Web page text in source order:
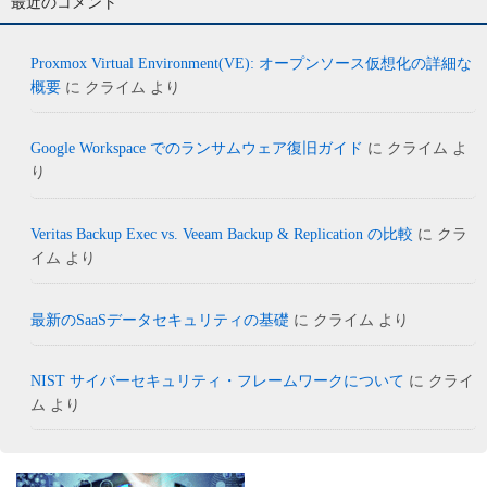
Proxmox Virtual Environment(VE): オープンソース仮想化の詳細な
概要 に クライム より
Google Workspace でのランサムウェア復旧ガイド に クライム よ
り
Veritas Backup Exec vs. Veeam Backup & Replication の比較 に クラ
イム より
最新のSaaSデータセキュリティの基礎 に クライム より
NIST サイバーセキュリティ・フレームワークについて に クライ
ム より